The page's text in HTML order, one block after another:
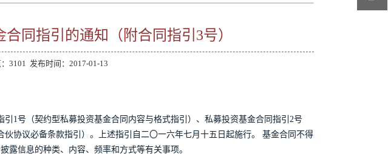
同指引的通知（附合同指引3号）
3101 发布时间：2017-01-13
引1号（契约型私募投资基金合同内容与格式指引）、私募投资基金合同指引2号
伙协议必备条款指引）。上述指引自二〇一六年七月十五日起施行。 基金合同不得
露信息的种类、内容、频率和方式等有关事项。